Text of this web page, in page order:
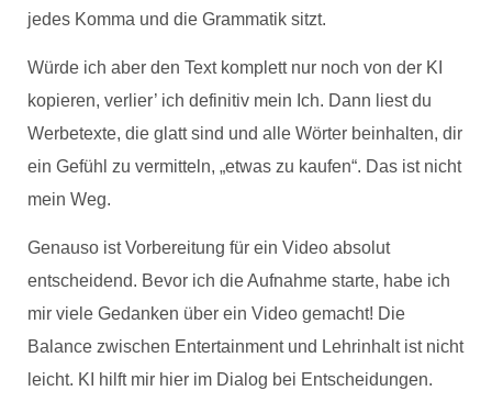
jedes Komma und die Grammatik sitzt.
Würde ich aber den Text komplett nur noch von der KI
kopieren, verlier’ ich definitiv mein Ich. Dann liest du
Werbetexte, die glatt sind und alle Wörter beinhalten, dir
ein Gefühl zu vermitteln, „etwas zu kaufen“. Das ist nicht
mein Weg.
Genauso ist Vorbereitung für ein Video absolut
entscheidend. Bevor ich die Aufnahme starte, habe ich
mir viele Gedanken über ein Video gemacht! Die
Balance zwischen Entertainment und Lehrinhalt ist nicht
leicht. KI hilft mir hier im Dialog bei Entscheidungen.